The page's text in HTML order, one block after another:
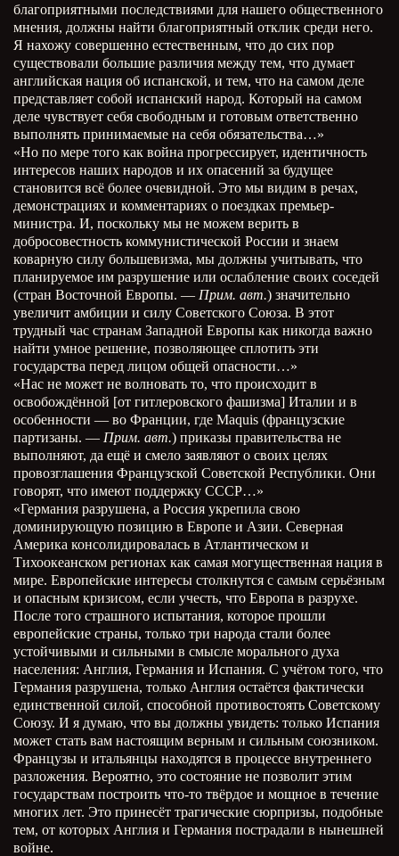
благоприятными последствиями для нашего общественного
мнения, должны найти благоприятный отклик среди него.
Я нахожу совершенно естественным, что до сих пор
существовали большие различия между тем, что думает
английская нация об испанской, и тем, что на самом деле
представляет собой испанский народ. Который на самом
деле чувствует себя свободным и готовым ответственно
выполнять принимаемые на себя обязательства…»
«Но по мере того как война прогрессирует, идентичность
интересов наших народов и их опасений за будущее
становится всё более очевидной. Это мы видим в речах,
демонстрациях и комментариях о поездках премьер-
министра. И, поскольку мы не можем верить в
добросовестность коммунистической России и знаем
коварную силу большевизма, мы должны учитывать, что
планируемое им разрушение или ослабление своих соседей
(стран Восточной Европы. — Прим. авт.) значительно
увеличит амбиции и силу Советского Союза. В этот
трудный час странам Западной Европы как никогда важно
найти умное решение, позволяющее сплотить эти
государства перед лицом общей опасности…»
«Нас не может не волновать то, что происходит в
освобождённой [от гитлеровского фашизма] Италии и в
особенности — во Франции, где Maquis (французские
партизаны. — Прим. авт.) приказы правительства не
выполняют, да ещё и смело заявляют о своих целях
провозглашения Французской Советской Республики. Они
говорят, что имеют поддержку СССР…»
«Германия разрушена, а Россия укрепила свою
доминирующую позицию в Европе и Азии. Северная
Америка консолидировалась в Атлантическом и
Тихоокеанском регионах как самая могущественная нация в
мире. Европейские интересы столкнутся с самым серьёзным
и опасным кризисом, если учесть, что Европа в разрухе.
После того страшного испытания, которое прошли
европейские страны, только три народа стали более
устойчивыми и сильными в смысле морального духа
населения: Англия, Германия и Испания. С учётом того, что
Германия разрушена, только Англия остаётся фактически
единственной силой, способной противостоять Советскому
Союзу. И я думаю, что вы должны увидеть: только Испания
может стать вам настоящим верным и сильным союзником.
Французы и итальянцы находятся в процессе внутреннего
разложения. Вероятно, это состояние не позволит этим
государствам построить что-то твёрдое и мощное в течение
многих лет. Это принесёт трагические сюрпризы, подобные
тем, от которых Англия и Германия пострадали в нынешней
войне.